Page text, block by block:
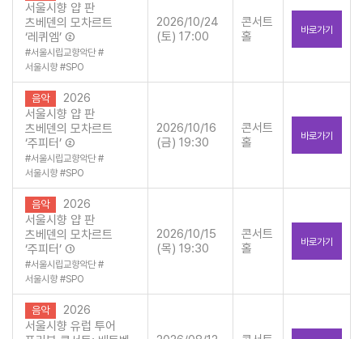
서울시향 얍 판
츠베덴의 모차르트
‘레퀴엠’ ②
#서울시립교향악단 #
서울시향 #SPO
2026/10/24
(토) 17:00
콘서트
홀
바로가기
음악
2026
서울시향 얍 판
츠베덴의 모차르트
‘주피터’ ②
#서울시립교향악단 #
서울시향 #SPO
2026/10/16
(금) 19:30
콘서트
홀
바로가기
음악
2026
서울시향 얍 판
츠베덴의 모차르트
‘주피터’ ①
#서울시립교향악단 #
서울시향 #SPO
2026/10/15
(목) 19:30
콘서트
홀
바로가기
음악
2026
서울시향 유럽 투어